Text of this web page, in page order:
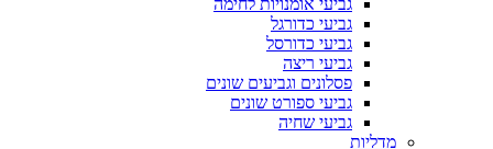
גביעי אומנויות לחימה
גביעי כדורגל
גביעי כדורסל
גביעי ריצה
פסלונים וגביעים שונים
גביעי ספורט שונים
גביעי שחיה
מדליות